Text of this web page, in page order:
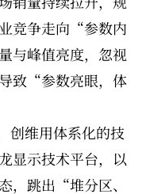
竞争走向“参数内
与峰值亮度，忽视
致“参数亮眼，体
创维用体系化的技
显示技术平台，以
，跳出“堆分区、